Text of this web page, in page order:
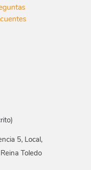
5, Local,
Toledo